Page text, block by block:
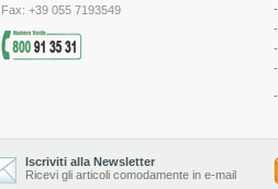
Fax: +39 055 7193549
-
-
-
-
-
Iscriviti alla Newsletter
Ricevi gli articoli comodamente in e-mail